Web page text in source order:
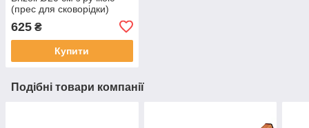
(прес для сковорідки)
625 ₴
Купити
Подібні товари компанії